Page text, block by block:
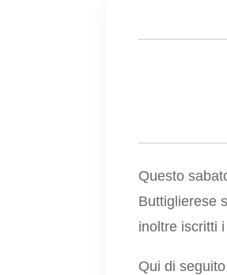
Questo
Buttiglierese
inoltre iscritti
Qui di